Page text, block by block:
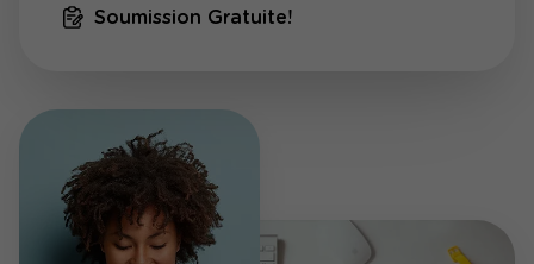
Soumission Gratuite!